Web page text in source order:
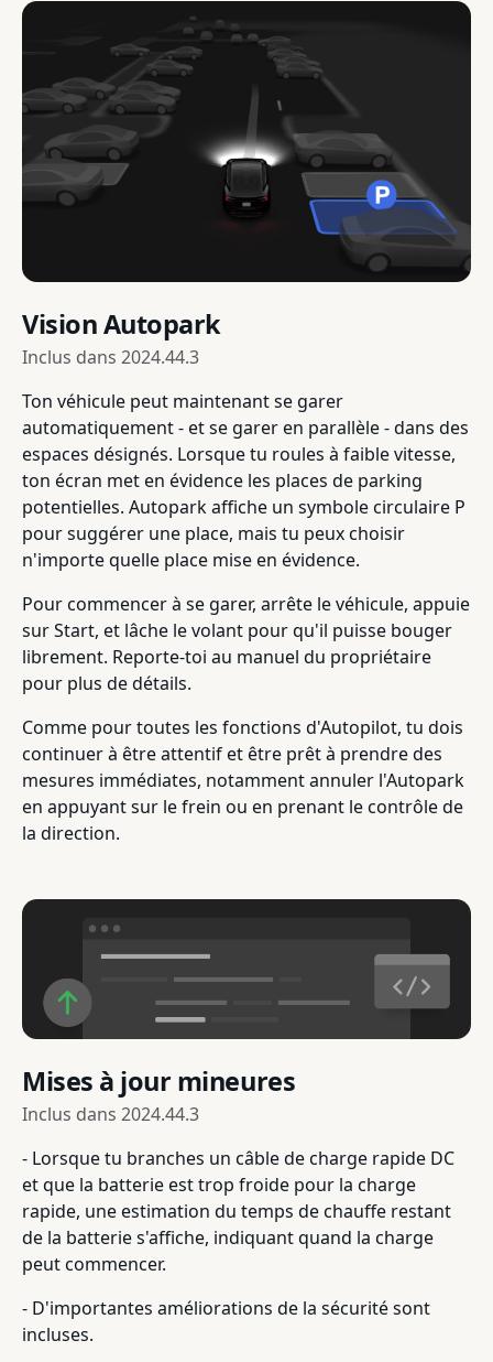
Vision Autopark
Inclus dans 2024.44.3
Ton véhicule peut maintenant se garer
automatiquement - et se garer en parallèle - dans des
espaces désignés. Lorsque tu roules à faible vitesse,
ton écran met en évidence les places de parking
potentielles. Autopark affiche un symbole circulaire P
pour suggérer une place, mais tu peux choisir
n'importe quelle place mise en évidence.
Pour commencer à se garer, arrête le véhicule, appuie
sur Start, et lâche le volant pour qu'il puisse bouger
librement. Reporte-toi au manuel du propriétaire
pour plus de détails.
Comme pour toutes les fonctions d'Autopilot, tu dois
continuer à être attentif et être prêt à prendre des
mesures immédiates, notamment annuler l'Autopark
en appuyant sur le frein ou en prenant le contrôle de
la direction.
Mises à jour mineures
Inclus dans 2024.44.3
- Lorsque tu branches un câble de charge rapide DC
et que la batterie est trop froide pour la charge
rapide, une estimation du temps de chauffe restant
de la batterie s'affiche, indiquant quand la charge
peut commencer.
- D'importantes améliorations de la sécurité sont
incluses.